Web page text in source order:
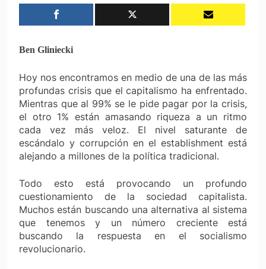
Ben Gliniecki
Hoy nos encontramos en medio de una de las más
profundas crisis que el capitalismo ha enfrentado.
Mientras que al 99% se le pide pagar por la crisis,
el otro 1% están amasando riqueza a un ritmo
cada vez más veloz. El nivel saturante de
escándalo y corrupción en el establishment está
alejando a millones de la política tradicional.
Todo esto está provocando un profundo
cuestionamiento de la sociedad capitalista.
Muchos están buscando una alternativa al sistema
que tenemos y un número creciente está
buscando la respuesta en el socialismo
revolucionario.